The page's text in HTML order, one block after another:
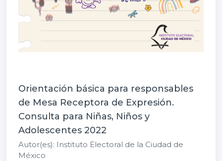
Orientación básica para responsables
de Mesa Receptora de Expresión.
Consulta para Niñas, Niños y
Adolescentes 2022
Autor(es): Instituto Electoral de la Ciudad de
México